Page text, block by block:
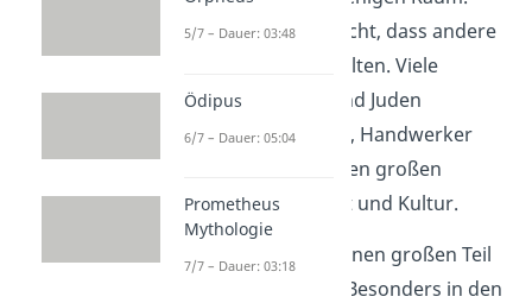
Aber das bedeutete nicht, dass andere
Völker keine Rolle spielten. Viele
Griechen, Armenier und Juden
arbeiteten als Händler, Handwerker
oder Beamte und hatten großen
Einfluss auf Wirtschaft und Kultur.
Araber
machten einen großen Teil
der Bevölkerung aus. Besonders in den
5/7 – Dauer: 03:48
Ödipus
6/7 – Dauer: 05:04
Prometheus
Mythologie
7/7 – Dauer: 03:18